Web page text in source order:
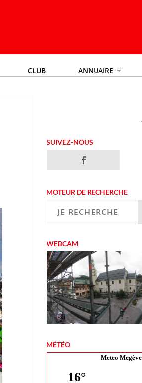
CLUB ANNUAIRE
SUIVEZ-NOUS
MOTEUR DE RECHERCHE
WEBCAM
MÉTÉO
Meteo Megève